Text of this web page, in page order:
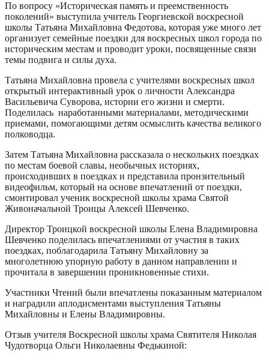
По вопросу «Историческая память и преемственность
поколений» выступила учитель Георгиевской воскресной
школы Татьяна Михайловна Федотова, которая уже много лет
организует семейные поездки для воскресных школ города по
историческим местам и проводит уроки, посвященные связи
темы подвига и силы духа.
Татьяна Михайловна провела с учителями воскресных школ
открытый интерактивный урок о личности Александра
Васильевича Суворова, истории его жизни и смерти.
Поделилась наработанными материалами, методическими
приемами, помогающими детям осмыслить качества великого
полководца.
Затем Татьяна Михайловна рассказала о нескольких поездках
по местам боевой славы, необычных историях,
происходивших в поездках и представила пронзительный
видеофильм, который на основе впечатлений от поездки,
смонтировал ученик воскресной школы храма Святой
Живоначальной Троицы Алексей Шевченко.
Директор Троицкой воскресной школы Елена Владимировна
Шевченко поделилась впечатлениями от участия в таких
поездках, поблагодарила Татьяну Михайловну за
многолетнюю упорную работу в данном направлении и
прочитала в завершении проникновенные стихи.
Участники Чтений были впечатлены показанным материалом
и наградили аплодисментами выступления Татьяны
Михайловны и Елены Владимировны.
Отзыв учителя Воскресной школы храма Святителя Николая
Чудотворца Ольги Николаевны Федькиной: